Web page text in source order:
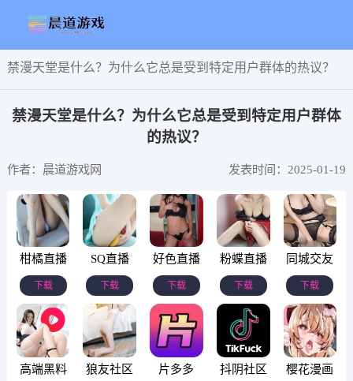
禁漫天堂是什么？为什么它总是受到特定用户群体的热议？
禁漫天堂是什么？为什么它总是受到特定用户群体
的热议？
作者：晨道游戏网 发表时间：2025-01-19
柑橘直播
下载
SQ直播
下载
好色直播
下载
粉蝶直播
下载
同城交友
下载
高端黑料 狼友社区 片多多 抖阴社区 樱花漫画